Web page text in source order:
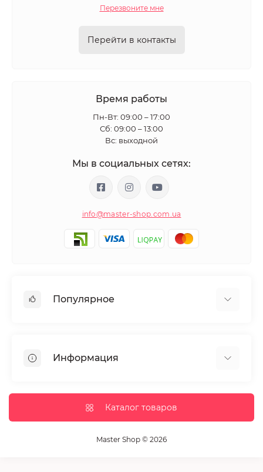
Перезвоните мне
Перейти в контакты
Время работы
Пн-Вт: 09:00 – 17:00
​Сб: 09:00 – 13:00
Вс: выходной
Мы в социальных сетях:
info@master-shop.com.ua
Популярное
Парафинотерапия
Ресницы и брови
Дезинфекция и стерилизация
Кисточки и наборы для макияжа
Информация
Доставка и оплата
Полезные статьи
Связаться с нами
Каталог товаров
Master Shop © 2026